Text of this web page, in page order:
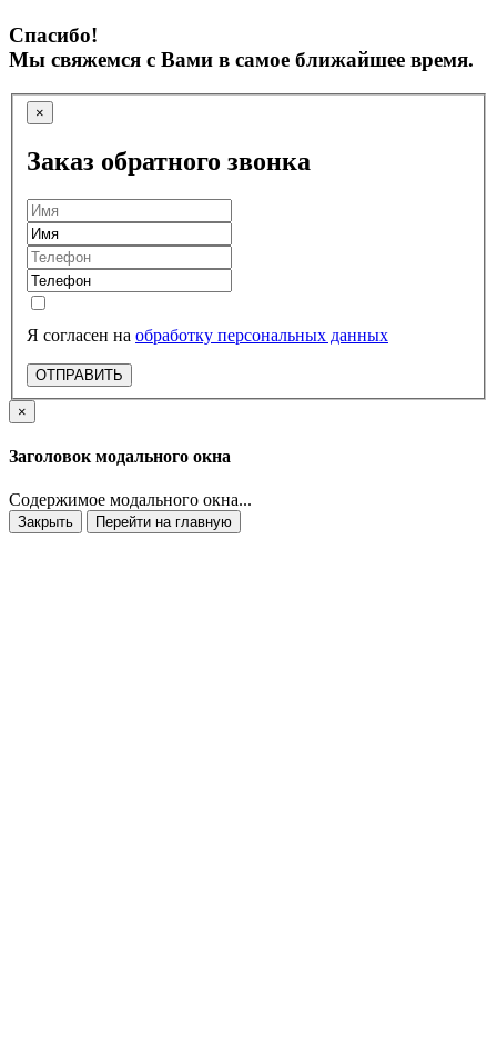
Спасибо!
Мы свяжемся с Вами в самое ближайшее время.
×
Заказ обратного звонка
Я согласен на обработку персональных данных
ОТПРАВИТЬ
×
Заголовок модального окна
Содержимое модального окна...
Закрыть Перейти на главную